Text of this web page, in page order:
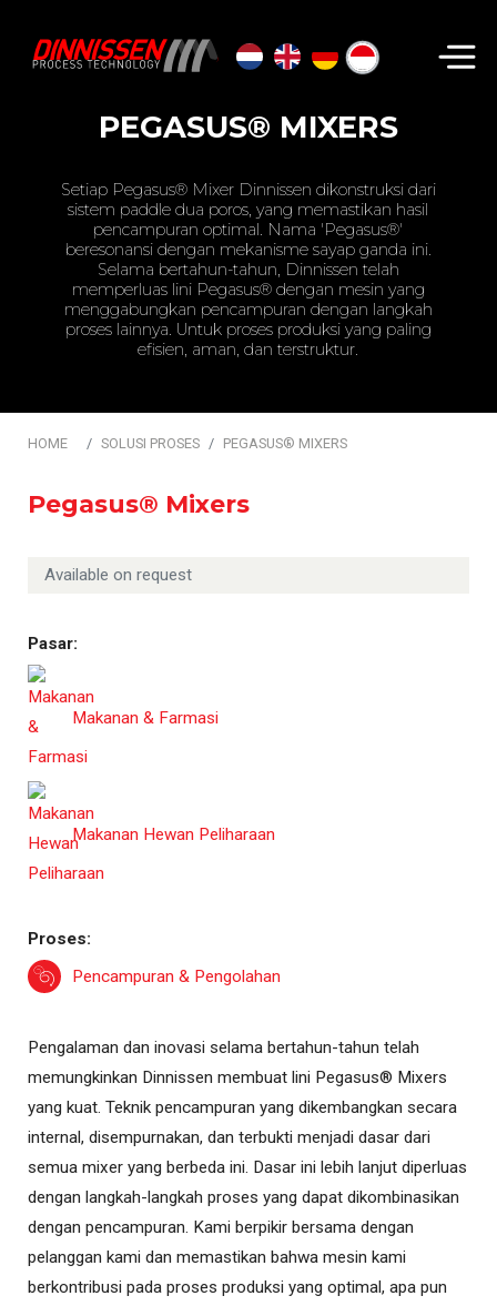
PEGASUS® MIXERS
Setiap Pegasus® Mixer Dinnissen dikonstruksi dari
sistem paddle dua poros, yang memastikan hasil
pencampuran optimal. Nama 'Pegasus®'
beresonansi dengan mekanisme sayap ganda ini.
Selama bertahun-tahun, Dinnissen telah
memperluas lini Pegasus® dengan mesin yang
menggabungkan pencampuran dengan langkah
proses lainnya. Untuk proses produksi yang paling
efisien, aman, dan terstruktur.
HOME SOLUSI PROSES PEGASUS® MIXERS
Pegasus® Mixers
Available on request
Pasar:
Makanan & Farmasi
Makanan Hewan Peliharaan
Proses:
Pencampuran & Pengolahan
Pengalaman dan inovasi selama bertahun-tahun telah
memungkinkan Dinnissen membuat lini Pegasus® Mixers
yang kuat. Teknik pencampuran yang dikembangkan secara
internal, disempurnakan, dan terbukti menjadi dasar dari
semua mixer yang berbeda ini. Dasar ini lebih lanjut diperluas
dengan langkah-langkah proses yang dapat dikombinasikan
dengan pencampuran. Kami berpikir bersama dengan
pelanggan kami dan memastikan bahwa mesin kami
berkontribusi pada proses produksi yang optimal, apa pun